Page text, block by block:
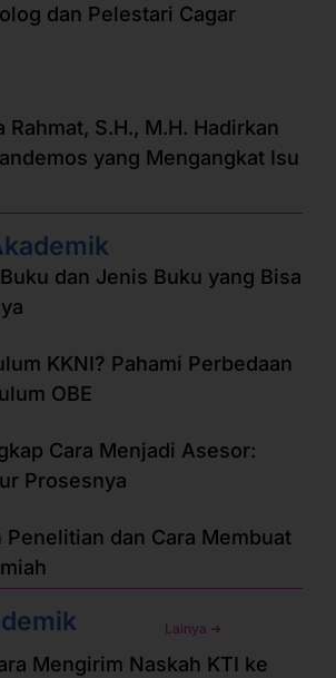
dan Pelestari Cagar
Rahmat, S.H., M.H. Hadirkan
yang Mengangkat Isu
dan Jenis Buku yang Bisa
KKNI? Pahami Perbedaan
OBE
Cara Menjadi Asesor:
Prosesnya
Penelitian dan Cara Membuat
Lainya ➜
Mengirim Naskah KTI ke